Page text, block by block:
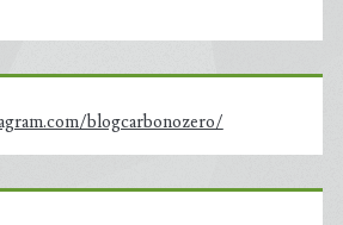
blogcarbonozero/